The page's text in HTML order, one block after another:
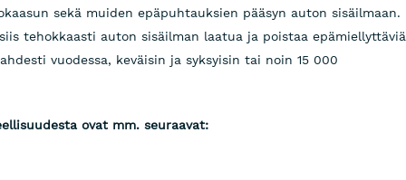
sekä muiden epäpuhtauksien pääsyn auton sisäilmaan.
tehokkaasti auton sisäilman laatua ja poistaa epämiellyttäviä
vuodessa, keväisin ja syksyisin tai noin 15 000
ovat mm. seuraavat: